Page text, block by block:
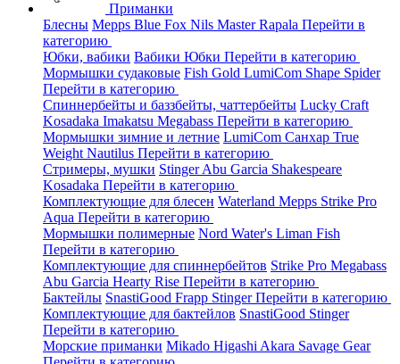
Приманки
Блесны Mepps Blue Fox Nils MasterRapala Перейти в
категорию
Юбки, вабики Вабики Юбки Перейти в категорию
Мормышки судаковые Fish Gold LumiCom Shape Spider
Перейти в категорию
Спиннербейты и баззбейты, чаттербейты Lucky Craft
Kosadaka Imakatsu Megabass Перейти в категорию
Мормышки зимние и летние LumiCom Санхар True
Weight Nautilus Перейти в категорию
Стримеры, мушки StingerAbu Garcia Shakespeare
Kosadaka Перейти в категорию
Комплектующие для блесен Waterland Mepps Strike Pro
Aqua Перейти в категорию
Мормышки полимерные Nord Water's Liman Fish
Перейти в категорию
Комплектующие для спиннербейтов Strike Pro Megabass
Abu Garcia Hearty Rise Перейти в категорию
Бактейлы SnastiGood Frapp StingerПерейти в категорию
Комплектующие для бактейлов SnastiGood Stinger
Перейти в категорию
Морские приманки Mikado Higashi Akara Savage Gear